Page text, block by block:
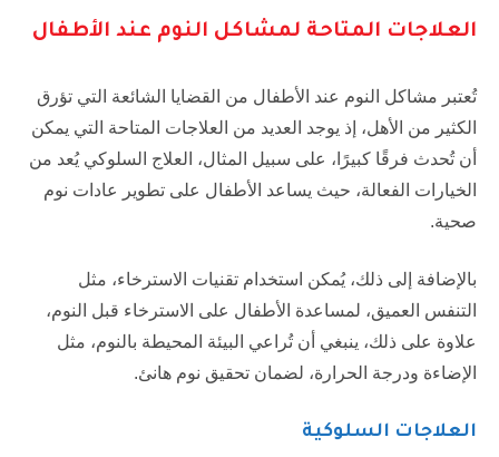
العلاجات المتاحة لمشاكل النوم عند الأطفال
تُعتبر مشاكل النوم عند الأطفال من القضايا الشائعة التي تؤرق
الكثير من الأهل، إذ يوجد العديد من العلاجات المتاحة التي يمكن
أن تُحدث فرقًا كبيرًا، على سبيل المثال، العلاج السلوكي يُعد من
الخيارات الفعالة، حيث يساعد الأطفال على تطوير عادات نوم
صحية.
بالإضافة إلى ذلك، يُمكن استخدام تقنيات الاسترخاء، مثل
التنفس العميق، لمساعدة الأطفال على الاسترخاء قبل النوم،
علاوة على ذلك، ينبغي أن تُراعي البيئة المحيطة بالنوم، مثل
الإضاءة ودرجة الحرارة، لضمان تحقيق نوم هانئ.
العلاجات السلوكية